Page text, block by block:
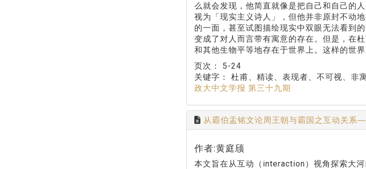
么就会发现，他简直就像是把自己和自己的
视为「现实主义诗人」，但他并非原封不动
的一面，甚至试图描绘现实中双眼无法看到
变成了对人而言带有寓意的存在。但是，在
和其他生物平等地存在于世界上。这样的世界
页次： 5-24
关键字： 杜甫、精读、表现者、不可视、非
政大中文学报 第三十九期
从霸伯盂铭文论周王朝与霸国之互动关系
作者:黄庭颀
本文旨在从互动（interaction）视角探索大